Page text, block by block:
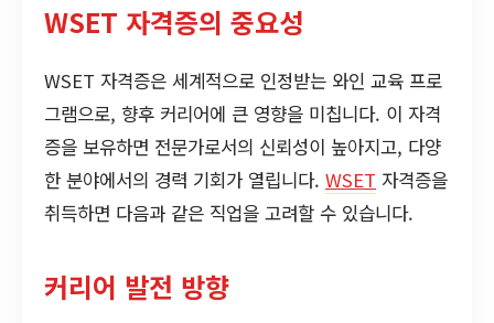
WSET 자격증의 중요성
WSET 자격증은 세계적으로 인정받는 와인 교육 프로
그램으로, 향후 커리어에 큰 영향을 미칩니다. 이 자격
증을 보유하면 전문가로서의 신뢰성이 높아지고, 다양
한 분야에서의 경력 기회가 열립니다. WSET 자격증을
취득하면 다음과 같은 직업을 고려할 수 있습니다.
커리어 발전 방향